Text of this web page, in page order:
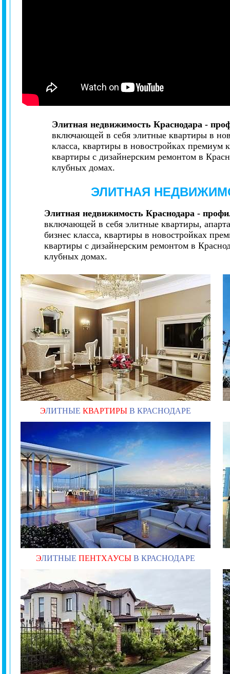
Элитная недвижимость Краснодара -
включающей в себя элитные квартиры в
класса, квартиры в новостройках премиум
квартиры с дизайнерским ремонтом в
клубных домах.
ЭЛИТНАЯ
Элитная недвижимость Краснодара -
включающей в себя элитные квартиры,
бизнес класса, квартиры в новостройках
квартиры с дизайнерским ремонтом в
клубных домах.
ЭЛИТНЫЕ КВАРТИРЫ В КРАСНОДАРЕ
ЭЛИТНЫЕ ПЕНТХАУСЫ В КРАСНОДАРЕ